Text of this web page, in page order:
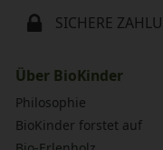
SICHERE
Über BioKinder
Philosophie
BioKinder forstet auf